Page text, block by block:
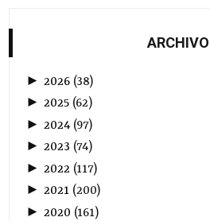
ARCHIVO
► 2026 (38)
►2025 (62)
► 2024 (97)
►2023 (74)
► 2022 (117)
►2021 (200)
► 2020 (161)